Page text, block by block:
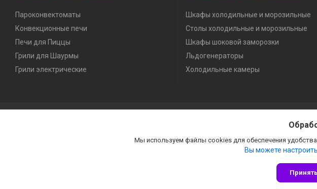
Пароконвектоматы
Конвекционные печи
Печи для Пиццы
Грили для Шаурмы
Грили электрические
Шкафы холодильные и морозильные
Столы холодильные и морозильные
Шкафы шоковой заморозки
Льдогенераторы
Холодильные камеры
Сайт
Мы используем файлы cookies для обеспечения
Вы можете